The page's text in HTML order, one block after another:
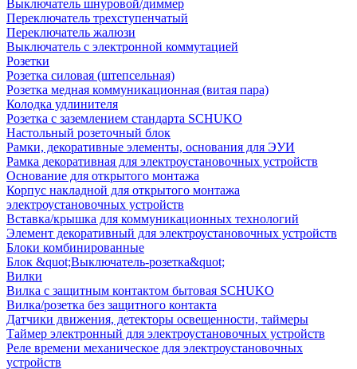
Выключатель шнуровой/диммер
Переключатель трехступенчатый
Переключатель жалюзи
Выключатель с электронной коммутацией
Розетки
Розетка силовая (штепсельная)
Розетка медная коммуникационная (витая пара)
Колодка удлинителя
Розетка с заземлением стандарта SCHUKO
Настольный розеточный блок
Рамки, декоративные элементы, основания для ЭУИ
Рамка декоративная для электроустановочных устройств
Основание для открытого монтажа
Корпус накладной для открытого монтажа
электроустановочных устройств
Вставка/крышка для коммуникационных технологий
Элемент декоративный для электроустановочных устройств
Блоки комбинированные
Блок &quot;Выключатель-розетка&quot;
Вилки
Вилка с защитным контактом бытовая SCHUKO
Вилка/розетка без защитного контакта
Датчики движения, детекторы освещенности, таймеры
Таймер электронный для электроустановочных устройств
Реле времени механическое для электроустановочных
устройств